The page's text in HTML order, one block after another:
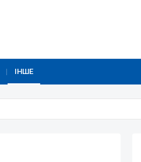
ІНШЕ